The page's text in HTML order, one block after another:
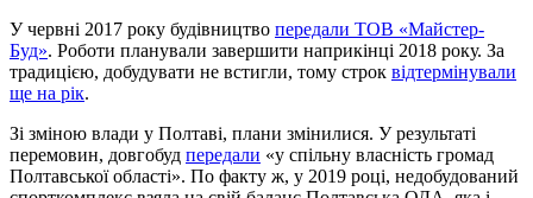
У червні 2017 року будівництво передали ТОВ «Майстер-
Буд». Роботи планували завершити наприкінці 2018 року. За
традицією, добудувати не встигли, тому строк відтермінували
ще на рік.
Зі зміною влади у Полтаві, плани змінилися. У результаті
перемовин, довгобуд передали «у спільну власність громад
Полтавської області». По факту ж, у 2019 році, недобудований